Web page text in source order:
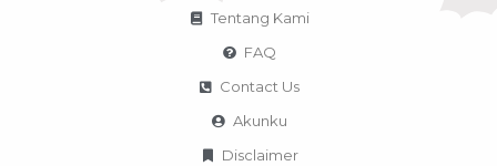
Tentang Kami
FAQ
Contact Us
Akunku
Disclaimer